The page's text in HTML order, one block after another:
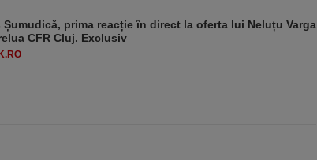
Șumudică, prima reacție în direct la oferta lui Neluțu Varga
CFR Cluj. Exclusiv